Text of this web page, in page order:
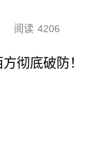
阅读 4206
彻底破防！